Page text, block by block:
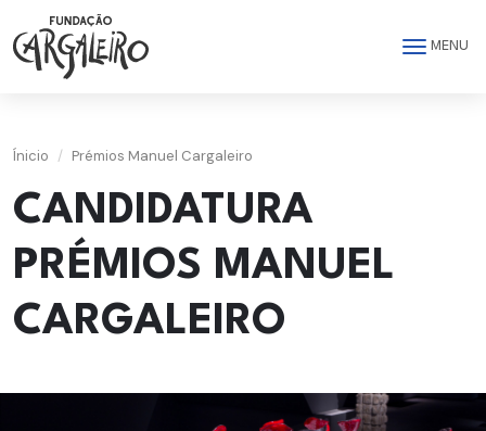
Saltar para o conteúdo principal da página
MENU
Ínicio Prémios Manuel Cargaleiro
CANDIDATURA
PRÉMIOS MANUEL
CARGALEIRO